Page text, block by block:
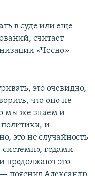
в суде или еще
считает
«Чесно»
это очевидно,
что оно не
мы же знаем и
политики, и
это не случайность
системно, годами
продолжают это